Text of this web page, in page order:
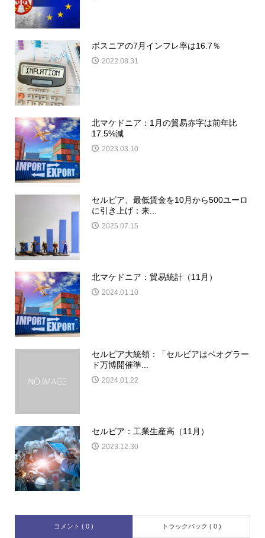
ボスニアの7月インフレ率は16.7％
2022.08.31
北マケドニア：1月の貿易赤字は前年比
17.5%減
2023.03.10
セルビア、最低賃金を10月から500ユーロ
に引き上げ：来...
2025.07.15
北マケドニア：貿易統計（11月）
2024.01.10
セルビア大統領：「セルビアはベオグラー
ド万博開催準...
2024.01.22
セルビア：工業生産高（11月）
2023.12.30
コメント ( 0 ) トラックバック ( 0 )